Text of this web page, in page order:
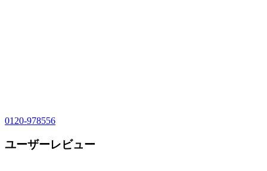
0120-978556
ユーザーレビュー